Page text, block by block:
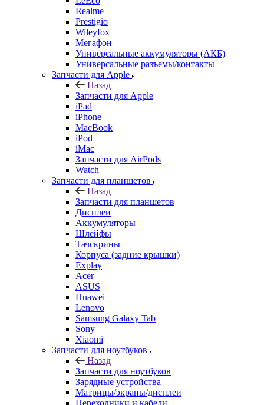
Realme
Prestigio
Wileyfox
Мегафон
Универсальные аккумуляторы (АКБ)
Универсальные разъемы/контакты
Запчасти для Apple
Назад
Запчасти для Apple
iPad
iPhone
MacBook
iPod
iMac
Запчасти для AirPods
Watch
Запчасти для планшетов
Назад
Запчасти для планшетов
Дисплеи
Аккумуляторы
Шлейфы
Тачскрины
Корпуса (задние крышки)
Explay
Acer
ASUS
Huawei
Lenovo
Samsung Galaxy Tab
Sony
Xiaomi
Запчасти для ноутбуков
Назад
Запчасти для ноутбуков
Зарядные устройства
Матрицы/экраны/дисплеи
Переходники и кабели